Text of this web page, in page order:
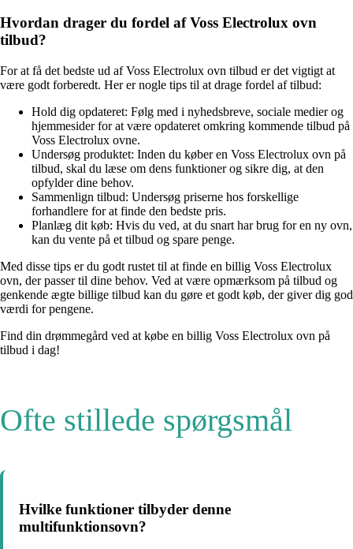
Hvordan drager du fordel af Voss Electrolux ovn
tilbud?
For at få det bedste ud af Voss Electrolux ovn tilbud er det vigtigt at
være godt forberedt. Her er nogle tips til at drage fordel af tilbud:
Hold dig opdateret: Følg med i nyhedsbreve, sociale medier og
hjemmesider for at være opdateret omkring kommende tilbud på
Voss Electrolux ovne.
Undersøg produktet: Inden du køber en Voss Electrolux ovn på
tilbud, skal du læse om dens funktioner og sikre dig, at den
opfylder dine behov.
Sammenlign tilbud: Undersøg priserne hos forskellige
forhandlere for at finde den bedste pris.
Planlæg dit køb: Hvis du ved, at du snart har brug for en ny ovn,
kan du vente på et tilbud og spare penge.
Med disse tips er du godt rustet til at finde en billig Voss Electrolux
ovn, der passer til dine behov. Ved at være opmærksom på tilbud og
genkende ægte billige tilbud kan du gøre et godt køb, der giver dig god
værdi for pengene.
Find din drømmegård ved at købe en billig Voss Electrolux ovn på
tilbud i dag!
Ofte stillede spørgsmål
Hvilke funktioner tilbyder denne
multifunktionsovn?